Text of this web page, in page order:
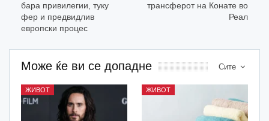
бара привилегии, туку
фер и предвидлив
европски процес
трансферот на Конате во
Реал
Сите
Може ќе ви се допадне
ЖИВОТ ЖИВОТ